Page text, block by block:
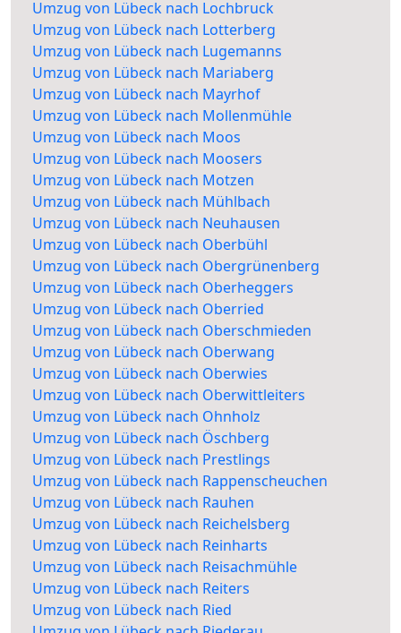
Umzug von Lübeck nach Lochbruck
Umzug von Lübeck nach Lotterberg
Umzug von Lübeck nach Lugemanns
Umzug von Lübeck nach Mariaberg
Umzug von Lübeck nach Mayrhof
Umzug von Lübeck nach Mollenmühle
Umzug von Lübeck nach Moos
Umzug von Lübeck nach Moosers
Umzug von Lübeck nach Motzen
Umzug von Lübeck nach Mühlbach
Umzug von Lübeck nach Neuhausen
Umzug von Lübeck nach Oberbühl
Umzug von Lübeck nach Obergrünenberg
Umzug von Lübeck nach Oberheggers
Umzug von Lübeck nach Oberried
Umzug von Lübeck nach Oberschmieden
Umzug von Lübeck nach Oberwang
Umzug von Lübeck nach Oberwies
Umzug von Lübeck nach Oberwittleiters
Umzug von Lübeck nach Ohnholz
Umzug von Lübeck nach Öschberg
Umzug von Lübeck nach Prestlings
Umzug von Lübeck nach Rappenscheuchen
Umzug von Lübeck nach Rauhen
Umzug von Lübeck nach Reichelsberg
Umzug von Lübeck nach Reinharts
Umzug von Lübeck nach Reisachmühle
Umzug von Lübeck nach Reiters
Umzug von Lübeck nach Ried